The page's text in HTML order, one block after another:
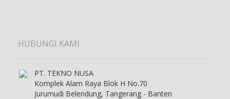
HUBUNGI KAMI
PT. TEKNO NUSA
Komplek Alam Raya Blok H No.70
Jurumudi Belendung, Tangerang - Banten